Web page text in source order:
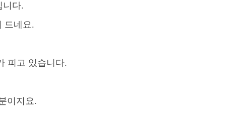
니다.
드네요.
피고 있습니다.
이지요.